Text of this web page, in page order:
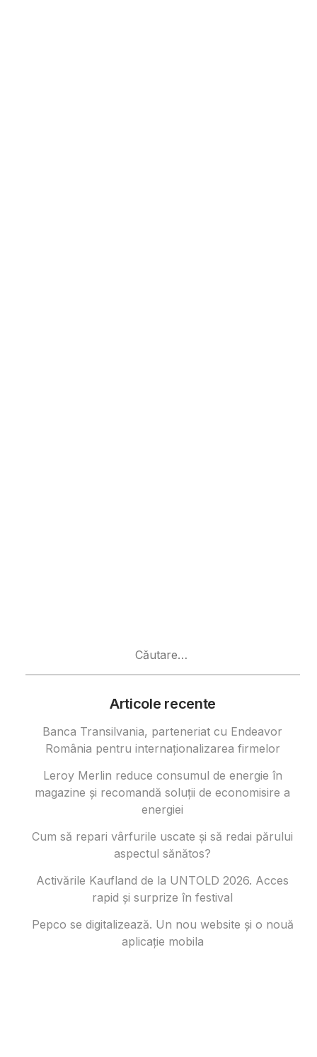
Articole recente
Banca Transilvania, parteneriat cu Endeavor
România pentru internaționalizarea firmelor
Leroy Merlin reduce consumul de energie în
magazine și recomandă soluții de economisire a
energiei
Cum să repari vârfurile uscate și să redai părului
aspectul sănătos?
Activările Kaufland de la UNTOLD 2026. Acces
rapid și surprize în festival
Pepco se digitalizează. Un nou website și o nouă
aplicație mobila